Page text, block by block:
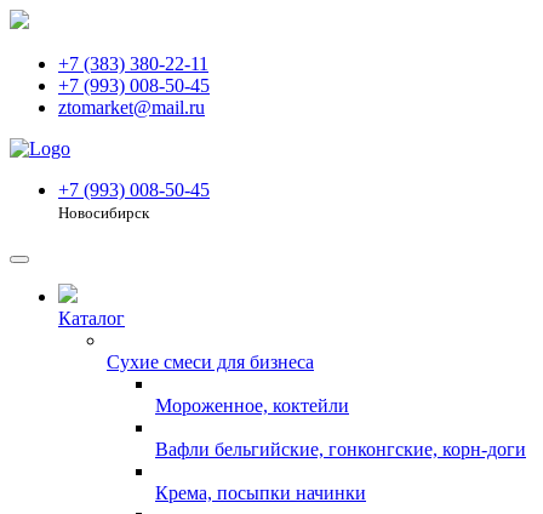
+7 (383) 380-22-11
+7 (993) 008-50-45
ztomarket@mail.ru
+7 (993) 008-50-45
Новосибирск
Каталог
Сухие смеси для бизнеса
Мороженное, коктейли
Вафли бельгийские, гонконгские, корн-доги
Крема, посыпки начинки